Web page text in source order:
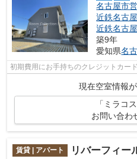
名古屋市
近鉄名古
近鉄名古
築9年
愛知県名
初期費用にお手持ちのクレジットカー
現在空室情報が
「ミラコ
お問い合わ
賃貸 | アパート リバーフィー